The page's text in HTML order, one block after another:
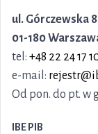
ul. Górczewska 8
01-180
tel: +48 22 24 17
e-mail:
Od pon. do pt. w
IBE PIB